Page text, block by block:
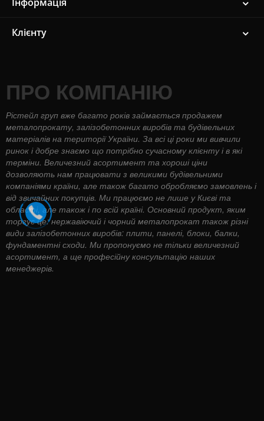
Клієнту
ПРО КОМПАНІЮ
Рістейл груп вже багато років займається продажем
металопрокату, залізобетонних виробів та будівельних
матеріалів на території України. За всі ці роки ми вивчили
ринок і добре знаємо що потрібно сучасному клієнту і в які
терміни. Величезний асортимент та хороші ціни
дозволяють нам працювати з великими будівельними
компаніями країни, але також багато обробляємо замовлень і
від звичайних покупців. Ми працюємо не лише у Києві та
області, але також і по всій країні. Основний продукт, яким
торгує це: нержавіючий і чорний металопрокат також різні
види залізобетонних виробів: плити, панелі, блоки, балки,
фундаментні сходи. Ми пропонуємо не тільки величезний
асортимент, а ще професійну консультацію наших
менеджерів.